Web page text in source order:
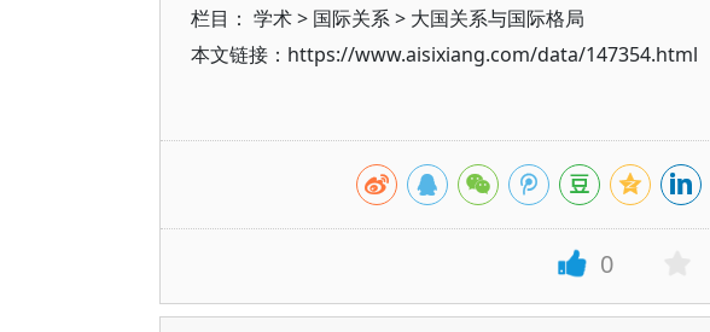
栏目： 学术> 国际关系> 大国关系与国际格局
本文链接：https://www.aisixiang.com/data/147354.html
0